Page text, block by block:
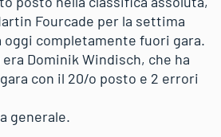
Fourcade per la settima
completamente fuori gara.
era Dominik Windisch, che ha
con il 20/o posto e 2 errori
generale.